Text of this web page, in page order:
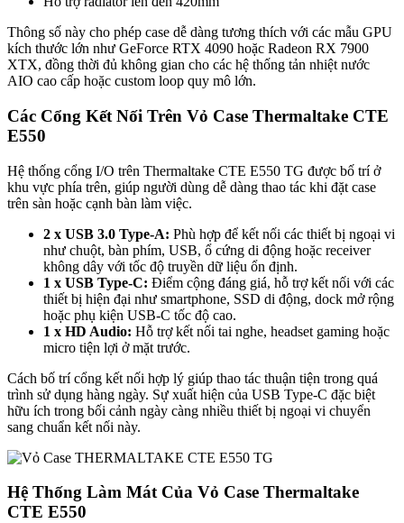
Thông số này cho phép case dễ dàng tương thích với các mẫu GPU
kích thước lớn như GeForce RTX 4090 hoặc Radeon RX 7900
XTX, đồng thời đủ không gian cho các hệ thống tản nhiệt nước
AIO cao cấp hoặc custom loop quy mô lớn.
Các Cổng Kết Nối Trên Vỏ Case Thermaltake CTE
E550
Hệ thống cổng I/O trên Thermaltake CTE E550 TG được bố trí ở
khu vực phía trên, giúp người dùng dễ dàng thao tác khi đặt case
trên sàn hoặc cạnh bàn làm việc.
2 x USB 3.0 Type-A: Phù hợp để kết nối các thiết bị ngoại vi
như chuột, bàn phím, USB, ổ cứng di động hoặc receiver
không dây với tốc độ truyền dữ liệu ổn định.
1 x USB Type-C: Điểm cộng đáng giá, hỗ trợ kết nối với các
thiết bị hiện đại như smartphone, SSD di động, dock mở rộng
hoặc phụ kiện USB-C tốc độ cao.
1 x HD Audio: Hỗ trợ kết nối tai nghe, headset gaming hoặc
micro tiện lợi ở mặt trước.
Cách bố trí cổng kết nối hợp lý giúp thao tác thuận tiện trong quá
trình sử dụng hàng ngày. Sự xuất hiện của USB Type-C đặc biệt
hữu ích trong bối cảnh ngày càng nhiều thiết bị ngoại vi chuyển
sang chuẩn kết nối này.
Hệ Thống Làm Mát Của Vỏ Case Thermaltake
CTE E550